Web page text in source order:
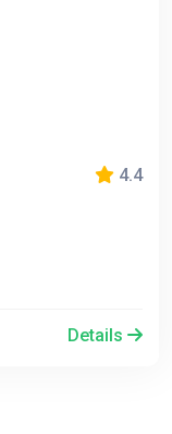
4.4
Details